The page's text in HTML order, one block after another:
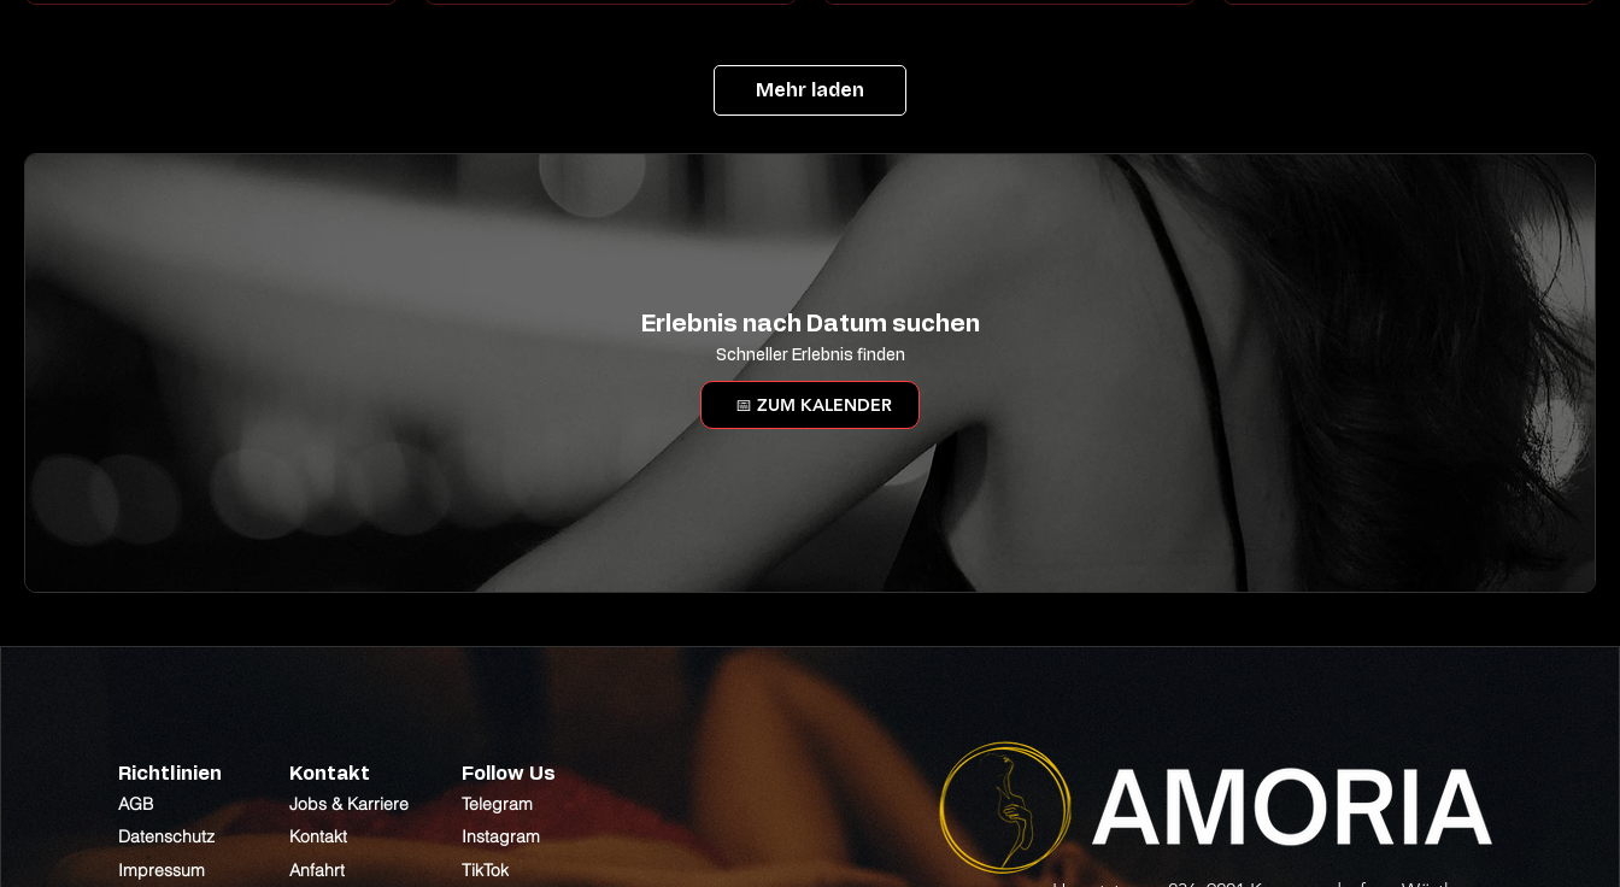
Mehr laden
Erlebnis nach Datum suchen
Schneller Erlebnis finden
📅 ZUM KALENDER
Richtlinien
AGB
Datenschutz
Impressum
Kontakt
Jobs & Karriere
Kontakt
Anfahrt
Follow Us
Telegram
Instagram
TikTok